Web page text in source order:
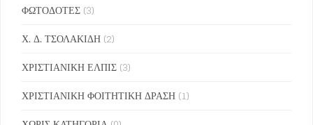
ΦΩΤΟΔΟΤΕΣ (3)
Χ. Δ. ΤΣΟΛΑΚΙΔΗ (2)
ΧΡΙΣΤΙΑΝΙΚΗ ΕΛΠΙΣ (3)
ΧΡΙΣΤΙΑΝΙΚΗ ΦΟΙΤΗΤΙΚΗ ΔΡΑΣΗ (1)